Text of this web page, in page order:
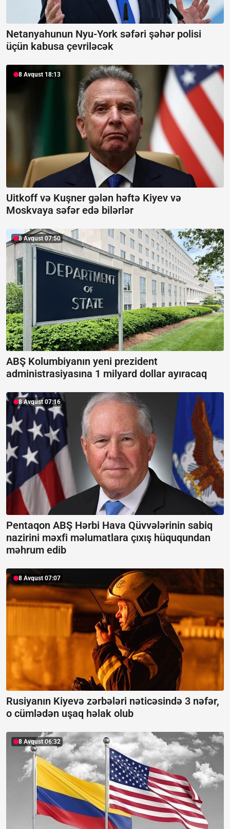
Netanyahunun Nyu-York səfəri şəhər polisi
üçün kabusa çevriləcək
8 Avqust 18:13
Uitkoff və Kuşner gələn həftə Kiyev və
Moskvaya səfər edə bilərlər
8 Avqust 07:50
ABŞ Kolumbiyanın yeni prezident
administrasiyasına 1 milyard dollar ayıracaq
8 Avqust 07:16
Pentaqon ABŞ Hərbi Hava Qüvvələrinin sabiq
nazirini məxfi məlumatlara çıxış hüququndan
məhrum edib
8 Avqust 07:07
Rusiyanın Kiyevə zərbələri nəticəsində 3 nəfər,
o cümlədən uşaq həlak olub
8 Avqust 06:32